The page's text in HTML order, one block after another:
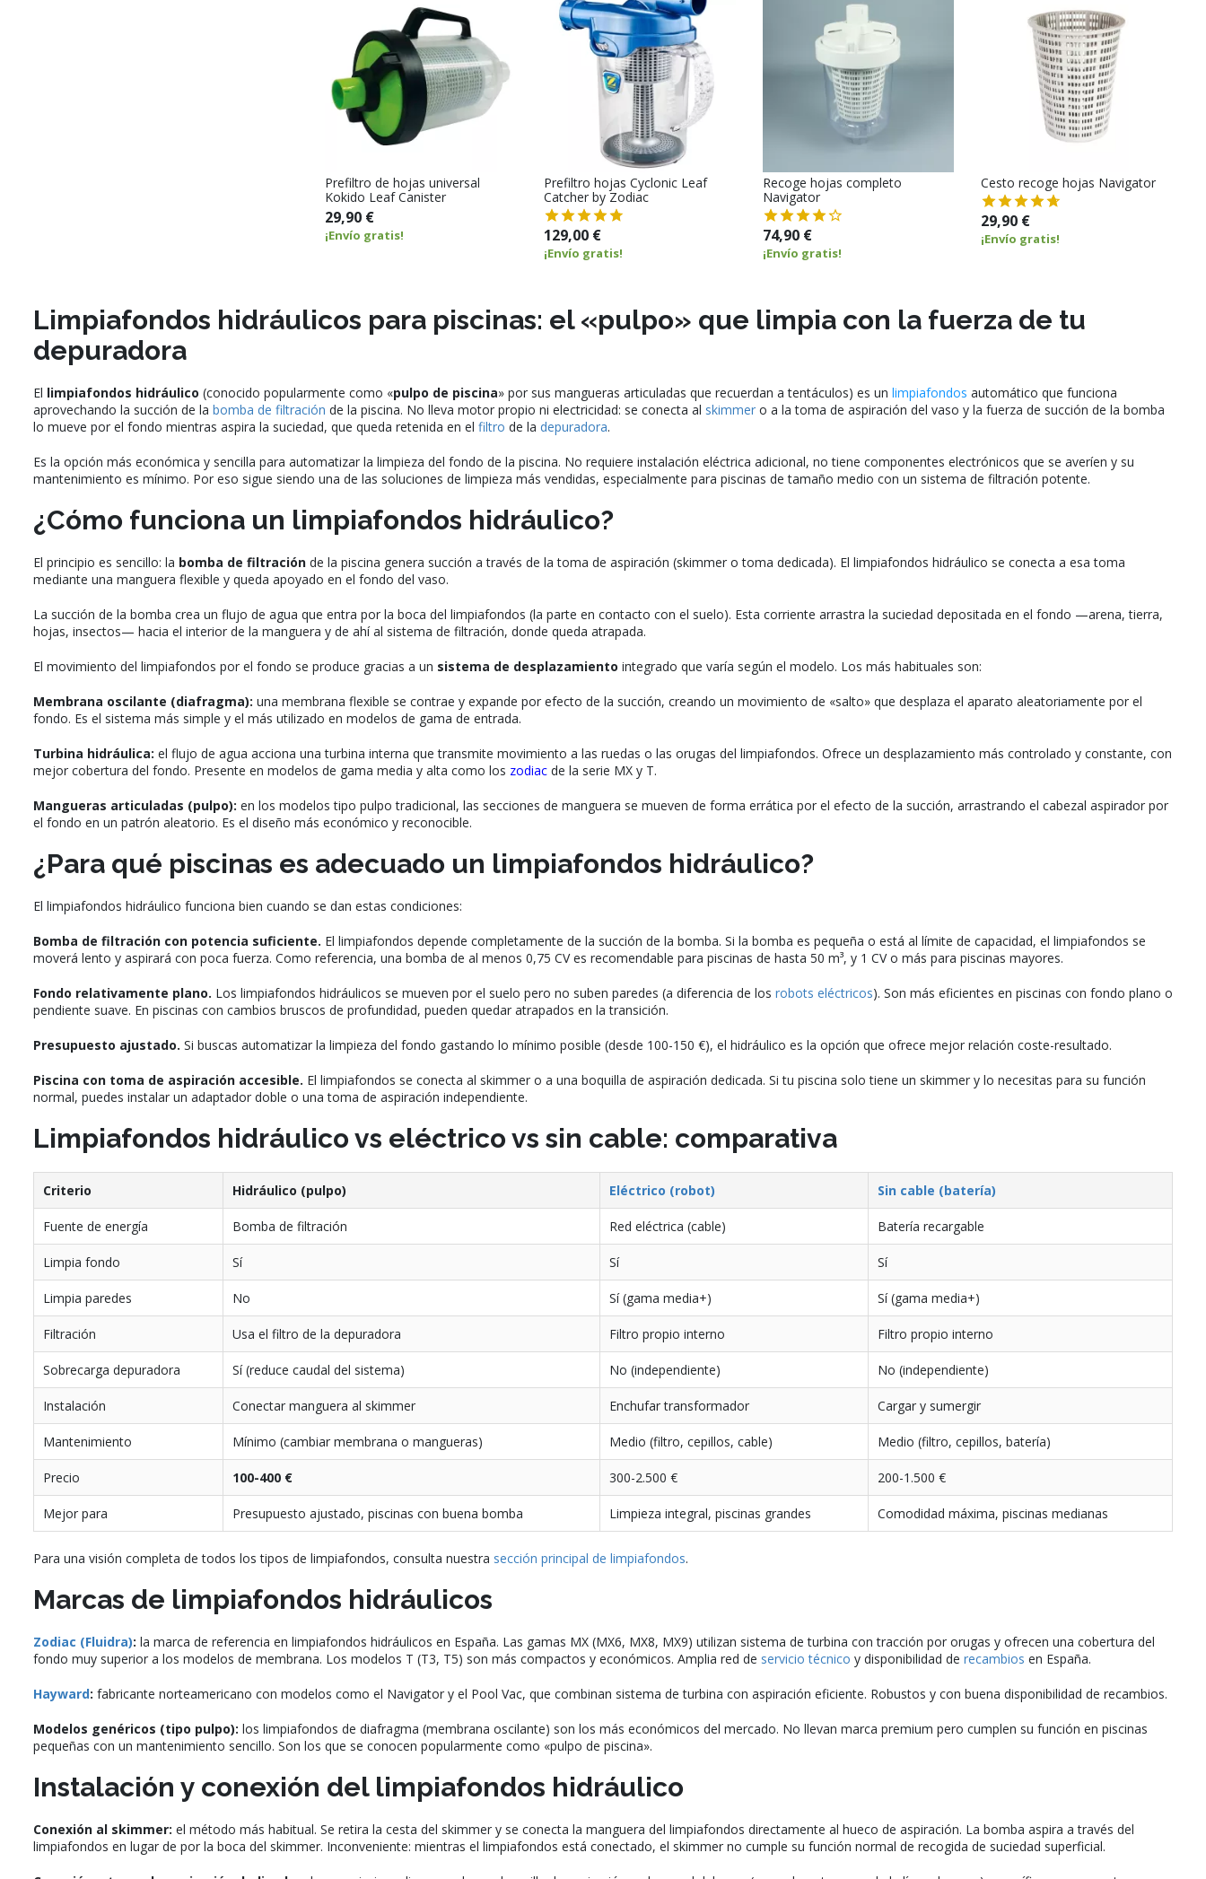
Prefiltro de hojas universal
Kokido Leaf Canister
29,90 €
¡Envío gratis!
Prefiltro hojas Cyclonic Leaf
Catcher by Zodiac
129,00 €
¡Envío gratis!
Recoge hojas completo
Navigator
74,90 €
¡Envío gratis!
Cesto recoge hojas Navigator
29,90 €
¡Envío gratis!
Limpiafondos hidráulicos para piscinas: el «pulpo» que limpia con la fuerza de tu
depuradora
El limpiafondos hidráulico (conocido popularmente como «pulpo de piscina» por sus mangueras articuladas que recuerdan a tentáculos) es un limpiafondos automático que funciona
aprovechando la succión de la bomba de filtración de la piscina. No lleva motor propio ni electricidad: se conecta al skimmer o a la toma de aspiración del vaso y la fuerza de succión de la bomba
lo mueve por el fondo mientras aspira la suciedad, que queda retenida en el filtro de la depuradora.
Es la opción más económica y sencilla para automatizar la limpieza del fondo de la piscina. No requiere instalación eléctrica adicional, no tiene componentes electrónicos que se averíen y su
mantenimiento es mínimo. Por eso sigue siendo una de las soluciones de limpieza más vendidas, especialmente para piscinas de tamaño medio con un sistema de filtración potente.
¿Cómo funciona un limpiafondos hidráulico?
El principio es sencillo: la bomba de filtración de la piscina genera succión a través de la toma de aspiración (skimmer o toma dedicada). El limpiafondos hidráulico se conecta a esa toma
mediante una manguera flexible y queda apoyado en el fondo del vaso.
La succión de la bomba crea un flujo de agua que entra por la boca del limpiafondos (la parte en contacto con el suelo). Esta corriente arrastra la suciedad depositada en el fondo —arena, tierra,
hojas, insectos— hacia el interior de la manguera y de ahí al sistema de filtración, donde queda atrapada.
El movimiento del limpiafondos por el fondo se produce gracias a un sistema de desplazamiento integrado que varía según el modelo. Los más habituales son:
Membrana oscilante (diafragma): una membrana flexible se contrae y expande por efecto de la succión, creando un movimiento de «salto» que desplaza el aparato aleatoriamente por el
fondo. Es el sistema más simple y el más utilizado en modelos de gama de entrada.
Turbina hidráulica: el flujo de agua acciona una turbina interna que transmite movimiento a las ruedas o las orugas del limpiafondos. Ofrece un desplazamiento más controlado y constante, con
mejor cobertura del fondo. Presente en modelos de gama media y alta como los zodiac de la serie MX y T.
Mangueras articuladas (pulpo): en los modelos tipo pulpo tradicional, las secciones de manguera se mueven de forma errática por el efecto de la succión, arrastrando el cabezal aspirador por
el fondo en un patrón aleatorio. Es el diseño más económico y reconocible.
¿Para qué piscinas es adecuado un limpiafondos hidráulico?
El limpiafondos hidráulico funciona bien cuando se dan estas condiciones:
Bomba de filtración con potencia suficiente. El limpiafondos depende completamente de la succión de la bomba. Si la bomba es pequeña o está al límite de capacidad, el limpiafondos se
moverá lento y aspirará con poca fuerza. Como referencia, una bomba de al menos 0,75 CV es recomendable para piscinas de hasta 50 m³, y 1 CV o más para piscinas mayores.
Fondo relativamente plano. Los limpiafondos hidráulicos se mueven por el suelo pero no suben paredes (a diferencia de los robots eléctricos). Son más eficientes en piscinas con fondo plano o
pendiente suave. En piscinas con cambios bruscos de profundidad, pueden quedar atrapados en la transición.
Presupuesto ajustado. Si buscas automatizar la limpieza del fondo gastando lo mínimo posible (desde 100-150 €), el hidráulico es la opción que ofrece mejor relación coste-resultado.
Piscina con toma de aspiración accesible. El limpiafondos se conecta al skimmer o a una boquilla de aspiración dedicada. Si tu piscina solo tiene un skimmer y lo necesitas para su función
normal, puedes instalar un adaptador doble o una toma de aspiración independiente.
Limpiafondos hidráulico vs eléctrico vs sin cable: comparativa
Criterio Hidráulico (pulpo) Eléctrico (robot) Sin cable (batería)
Fuente de energía Bomba de filtración Red eléctrica (cable) Batería recargable
Limpia fondo Sí Sí Sí
Limpia paredes No Sí (gama media+) Sí (gama media+)
Filtración Usa el filtro de la depuradora Filtro propio interno Filtro propio interno
Sobrecarga depuradora Sí (reduce caudal del sistema) No (independiente) No (independiente)
Instalación Conectar manguera al skimmer Enchufar transformador Cargar y sumergir
Mantenimiento Mínimo (cambiar membrana o mangueras) Medio (filtro, cepillos, cable) Medio (filtro, cepillos, batería)
Precio 100-400 € 300-2.500 € 200-1.500 €
Mejor para Presupuesto ajustado, piscinas con buena bomba Limpieza integral, piscinas grandes Comodidad máxima, piscinas medianas
Para una visión completa de todos los tipos de limpiafondos, consulta nuestra sección principal de limpiafondos.
Marcas de limpiafondos hidráulicos
Zodiac (Fluidra): la marca de referencia en limpiafondos hidráulicos en España. Las gamas MX (MX6, MX8, MX9) utilizan sistema de turbina con tracción por orugas y ofrecen una cobertura del
fondo muy superior a los modelos de membrana. Los modelos T (T3, T5) son más compactos y económicos. Amplia red de servicio técnico y disponibilidad de recambios en España.
Hayward: fabricante norteamericano con modelos como el Navigator y el Pool Vac, que combinan sistema de turbina con aspiración eficiente. Robustos y con buena disponibilidad de recambios.
Modelos genéricos (tipo pulpo): los limpiafondos de diafragma (membrana oscilante) son los más económicos del mercado. No llevan marca premium pero cumplen su función en piscinas
pequeñas con un mantenimiento sencillo. Son los que se conocen popularmente como «pulpo de piscina».
Instalación y conexión del limpiafondos hidráulico
Conexión al skimmer: el método más habitual. Se retira la cesta del skimmer y se conecta la manguera del limpiafondos directamente al hueco de aspiración. La bomba aspira a través del
limpiafondos en lugar de por la boca del skimmer. Inconveniente: mientras el limpiafondos está conectado, el skimmer no cumple su función normal de recogida de suciedad superficial.